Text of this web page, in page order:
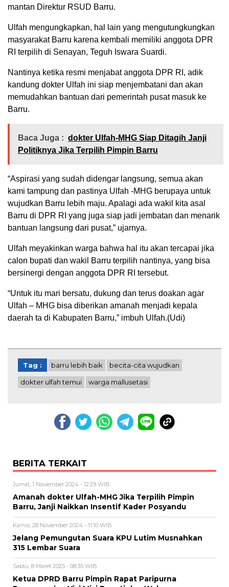
mantan Direktur RSUD Barru.
Ulfah mengungkapkan, hal lain yang mengutungkungkan
masyarakat Barru karena kembali memiliki anggota DPR
RI terpilih di Senayan, Teguh Iswara Suardi.
Nantinya ketika resmi menjabat anggota DPR RI, adik
kandung dokter Ulfah ini siap menjembatani dan akan
memudahkan bantuan dari pemerintah pusat masuk ke
Barru.
Baca Juga : dokter Ulfah-MHG Siap Ditagih Janji
Politiknya Jika Terpilih Pimpin Barru
“Aspirasi yang sudah didengar langsung, semua akan
kami tampung dan pastinya Ulfah -MHG berupaya untuk
wujudkan Barru lebih maju. Apalagi ada wakil kita asal
Barru di DPR RI yang juga siap jadi jembatan dan menarik
bantuan langsung dari pusat,” ujarnya.
Ulfah meyakinkan warga bahwa hal itu akan tercapai jika
calon bupati dan wakil Barru terpilih nantinya, yang bisa
bersinergi dengan anggota DPR RI tersebut.
“Untuk itu mari bersatu, dukung dan terus doakan agar
Ulfah – MHG bisa diberikan amanah menjadi kepala
daerah ta di Kabupaten Barru,” imbuh Ulfah.(Udi)
Tag : barru lebih baik becita-cita wujudkan
dokter ulfah temui warga mallusetasi
BERITA TERKAIT
Jumat, 1 November 2024 - 12:29 WIB
Amanah dokter Ulfah-MHG Jika Terpilih Pimpin
Barru, Janji Naikkan Insentif Kader Posyandu
Kamis, 28 November 2024 - 11:10 WIB
Jelang Pemungutan Suara KPU Lutim Musnahkan
315 Lembar Suara
Sabtu, 8 Maret 2025 - 08:35 WIB
Ketua DPRD Barru Pimpin Rapat Paripurna